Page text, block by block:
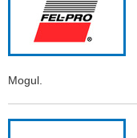
Mogul.